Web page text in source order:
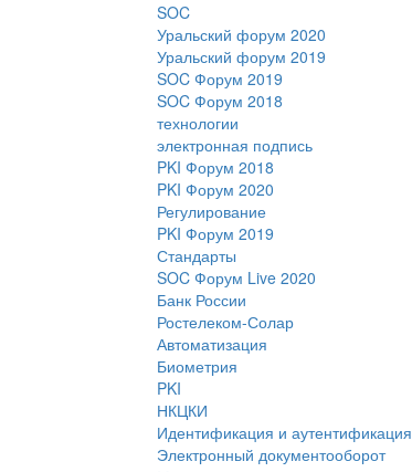
SOC
Уральский форум 2020
Уральский форум 2019
SOC Форум 2019
SOC Форум 2018
технологии
электронная подпись
PKI Форум 2018
PKI Форум 2020
Регулирование
PKI Форум 2019
Стандарты
SOC Форум Live 2020
Банк России
Ростелеком-Солар
Автоматизация
Биометрия
PKI
НКЦКИ
Идентификация и аутентификация
Электронный документооборот